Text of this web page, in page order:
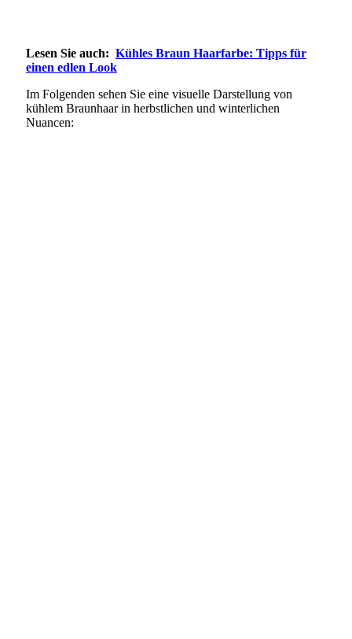
Lesen Sie auch: Kühles Braun Haarfarbe: Tipps für
einen edlen Look
Im Folgenden sehen Sie eine visuelle Darstellung von
kühlem Braunhaar in herbstlichen und winterlichen
Nuancen: